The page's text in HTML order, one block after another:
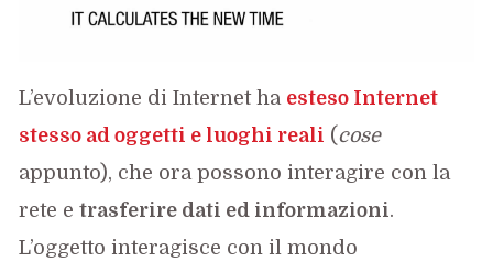
L’evoluzione di Internet ha esteso Internet
stesso ad oggetti e luoghi reali (cose
appunto), che ora possono interagire con la
rete etrasferire dati ed informazioni.
L’oggetto interagisce con il mondo